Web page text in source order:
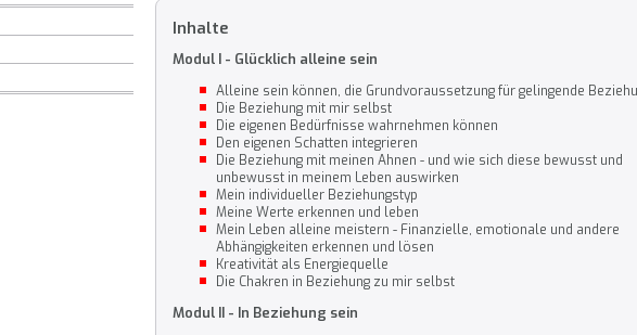
Inhalte
Modul I - Glücklich alleine sein
Alleine sein können, die Grundvoraussetzung für gelingende
Die Beziehung mit mir selbst
Die eigenen Bedürfnisse wahrnehmen können
Den eigenen Schatten integrieren
Die Beziehung mit meinen Ahnen - und wie sich diese bewusst und
unbewusst in meinem Leben auswirken
Mein individueller Beziehungstyp
Meine Werte erkennen und leben
Mein Leben alleine meistern - Finanzielle, emotionale und andere
Abhängigkeiten erkennen und lösen
Kreativität als Energiequelle
Die Chakren in Beziehung zu mir selbst
Modul II - In Beziehung sein